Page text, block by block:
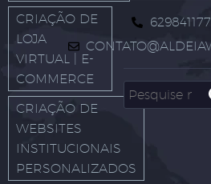
CRIAÇÃO DE
LOJA
VIRTUAL | E-
COMMERCE
CRIAÇÃO DE
WEBSITES
INSTITUCIONAIS
PERSONALIZADOS